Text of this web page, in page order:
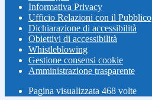
Informativa Privacy
Ufficio Relazioni con il Pubblico
Dichiarazione di accessibilità
Obiettivi di accessibilità
Whistleblowing
Gestione consensi cookie
Amministrazione trasparente
Pagina visualizzata 468 volte